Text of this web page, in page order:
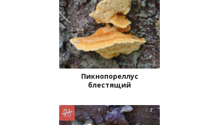
Пикнопореллус
блестящий